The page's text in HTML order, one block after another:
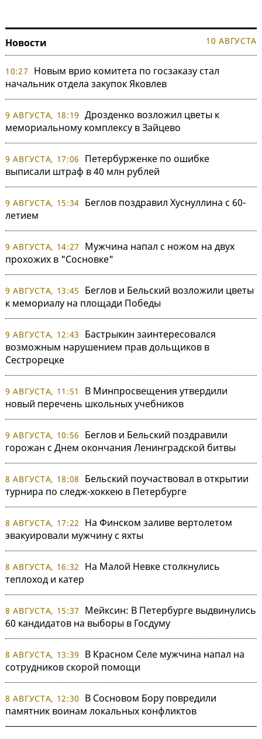
Новости 10 АВГУСТА
10:27
Новым врио комитета по госзаказу стал
начальник отдела закупок Яковлев
9 АВГУСТА, 18:19 Дрозденко возложил цветы к
мемориальному комплексу в Зайцево
9 АВГУСТА, 17:06
Петербурженке по ошибке
выписали штраф в 40 млн рублей
9 АВГУСТА, 15:34 Беглов поздравил Хуснуллина с 60-
летием
9 АВГУСТА, 14:27
Мужчина напал с ножом на двух
прохожих в "Сосновке"
9 АВГУСТА, 13:45
Беглов и Бельский возложили цветы
к мемориалу на площади Победы
9 АВГУСТА, 12:43
Бастрыкин заинтересовался
возможным нарушением прав дольщиков в
Сестрорецке
9 АВГУСТА, 11:51
В Минпросвещения утвердили
новый перечень школьных учебников
9 АВГУСТА, 10:56
Беглов и Бельский поздравили
горожан с Днем окончания Ленинградской битвы
8 АВГУСТА, 18:08
Бельский поучаствовал в открытии
турнира по следж-хоккею в Петербурге
8 АВГУСТА, 17:22
На Финском заливе вертолетом
эвакуировали мужчину с яхты
8 АВГУСТА, 16:32
На Малой Невке столкнулись
теплоход и катер
8 АВГУСТА, 15:37
Мейксин: В Петербурге выдвинулись
60 кандидатов на выборы в Госдуму
8 АВГУСТА, 13:39
В Красном Селе мужчина напал на
сотрудников скорой помощи
8 АВГУСТА, 12:30
В Сосновом Бору повредили
памятник воинам локальных конфликтов